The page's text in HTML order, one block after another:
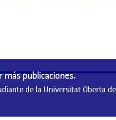
más publicaciones.
de la Universitat Oberta